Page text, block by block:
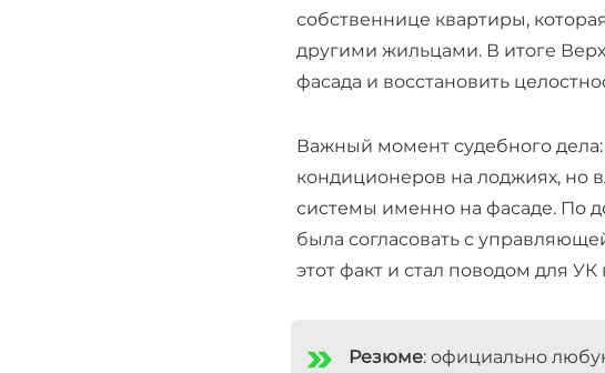
собственнице квартиры,
другими жильцами. В итоге
фасада и восстановить
Важный момент судебного
кондиционеров на лоджиях, но
системы именно на фасаде. По
была согласовать с
этот факт и стал поводом для
Резюме: официально